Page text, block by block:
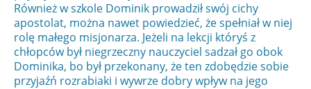
Również w szkole Dominik prowadził swój cichy
apostolat, można nawet powiedzieć, że spełniał w niej
rolę małego misjonarza. Jeżeli na lekcji któryś z
chłopców był niegrzeczny nauczyciel sadzał go obok
Dominika, bo był przekonany, że ten zdobędzie sobie
przyjaźń rozrabiaki i wywrze dobry wpływ na jego